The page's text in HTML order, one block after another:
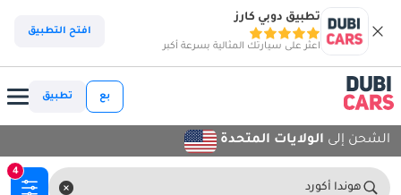
تطبيق دوبي كارز
اعثر على سيارتك المثالية بسرعة أكبر
افتح التطبيق
بع تطبيق
الشحن إلى الولايات المتحدة
هوندا أكورد
4